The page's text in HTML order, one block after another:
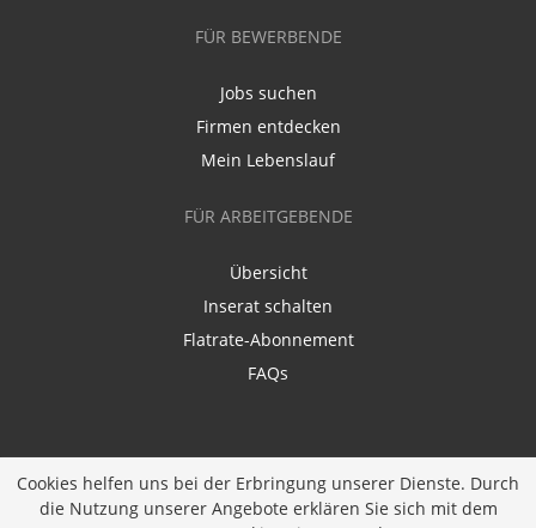
FÜR BEWERBENDE
Jobs suchen
Firmen entdecken
Mein Lebenslauf
FÜR ARBEITGEBENDE
Übersicht
Inserat schalten
Flatrate-Abonnement
FAQs
Cookies helfen uns bei der Erbringung unserer Dienste. Durch
die Nutzung unserer Angebote erklären Sie sich mit dem